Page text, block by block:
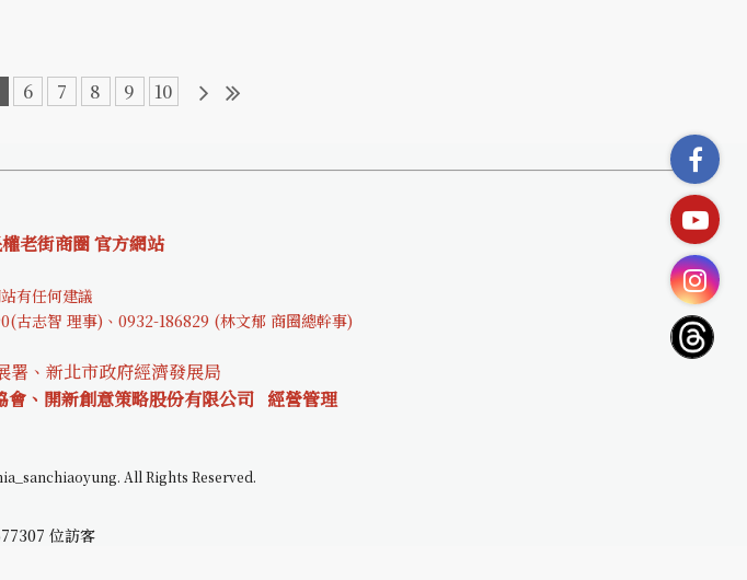
6 7 8 9 10
老街商圈 官方網站
有任何建議
古志智 理事)、0932-186829 (林文郁 商圈總幹事)
署、新北市政府經濟發展局
、開新創意策略股份有限公司 經營管理
All Rights Reserved.
位訪客